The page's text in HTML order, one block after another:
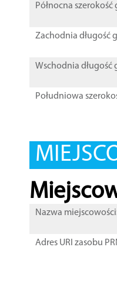
Północna
Zachodnia długość
Wschodnia długość
Południowa
Nazwa
Adres URI zasobu